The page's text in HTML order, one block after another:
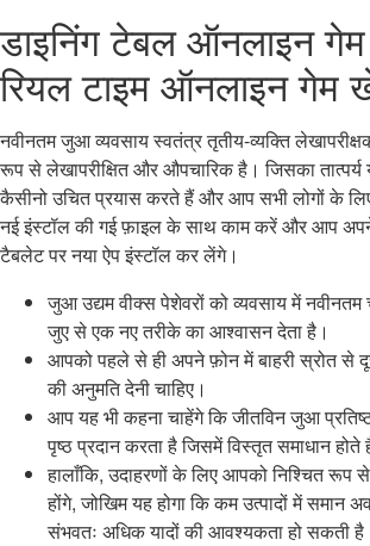
डाइनिंग टेबल ऑनलाइन
रियल टाइम ऑनलाइन गेम
नवीनतम जुआ व्यवसाय स्वतंत्र तृतीय-व्यक्ति
रूप से लेखापरीक्षित और औपचारिक है। जिसका
कैसीनो उचित प्रयास करते हैं और आप सभी लोगों के
नई इंस्टॉल की गई फ़ाइल के साथ काम करें और आप अपने
टैबलेट पर नया ऐप इंस्टॉल कर लेंगे।
जुआ उद्यम वीक्स पेशेवरों को व्यवसाय में
जुए से एक नए तरीके का आश्वासन देता है।
आपको पहले से ही अपने फ़ोन में बाहरी स्रोत से
की अनुमति देनी चाहिए।
आप यह भी कहना चाहेंगे कि जीतविन जुआ
पृष्ठ प्रदान करता है जिसमें विस्तृत समाधान होते
हालाँकि, उदाहरणों के लिए आपको निश्चित
होंगे, जोखिम यह होगा कि कम उत्पादों में समान
संभवतः अधिक यादों की आवश्यकता हो सकती